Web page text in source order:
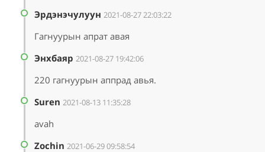
Эрдэнэчулуун 2021-08-27 22:03:22
Гагнуурын апрат авая
Энхбаяр 2021-08-27 19:42:06
220 гагнуурын аппрад авья.
Suren 2021-08-13 11:35:28
avah
Zochin 2021-06-29 09:58:54